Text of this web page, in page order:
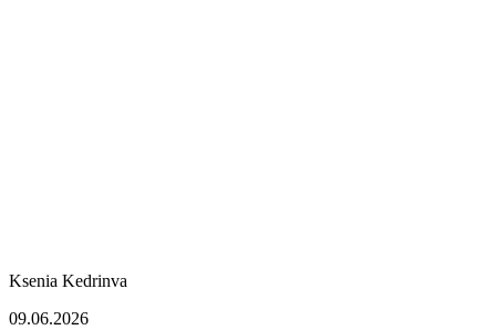
Ksenia Kedrinva
09.06.2026